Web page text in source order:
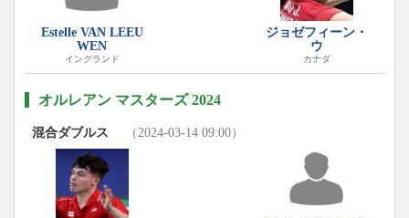
Estelle VAN LEEU
WEN
イングランド
ジョゼフィーン・
ウ
カナダ
オルレアン マスターズ 2024
混合ダブルス （2024-03-14 09:00）